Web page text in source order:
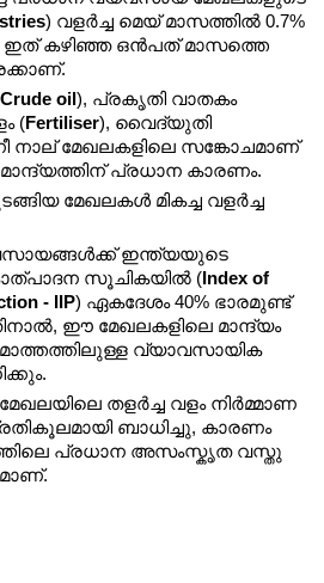
) വളർച്ച മെയ് മാസത്തിൽ 0.7%
കഴിഞ്ഞ ഒൻപത് മാസത്തെ
Crude oil), പ്രകൃതി വാതകം
(Fertiliser), വൈദ്യുതി
നാല് മേഖലകളിലെ സങ്കോചമാണ്
മാന്ദ്യത്തിന് പ്രധാന കാരണം.
മേഖലകൾ മികച്ച വളർച്ച
ഇന്ത്യയുടെ
സൂചികയിൽ ( Index of
- IIP) ഏകദേശം 40% ഭാരമുണ്ട്
ഈ മേഖലകളിലെ മാന്ദ്യം
വ്യാവസായിക
തളർച്ച വളം നിർമ്മാണ
ബാധിച്ചു, കാരണം
പ്രധാന അസംസ്കൃത വസ്തു